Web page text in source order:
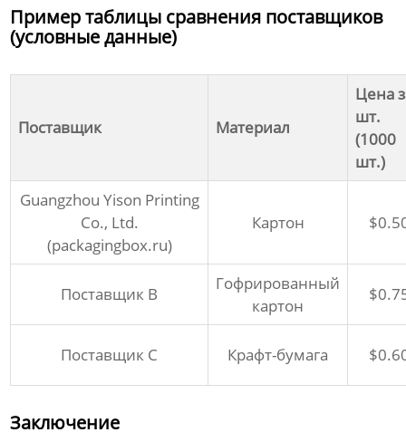
Пример таблицы сравнения поставщиков
(условные данные)
Поставщик Материал
Цена
шт.
(1000
шт.)
Guangzhou Yison Printing
Co., Ltd.
(packagingbox.ru)
Картон
Поставщик B
Гофрированный
картон
Поставщик C Крафт-бумага
Заключение